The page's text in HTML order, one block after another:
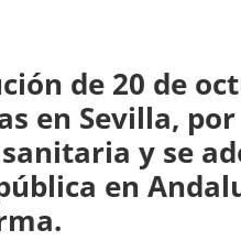
de 20 de
en Sevilla,
y se
en